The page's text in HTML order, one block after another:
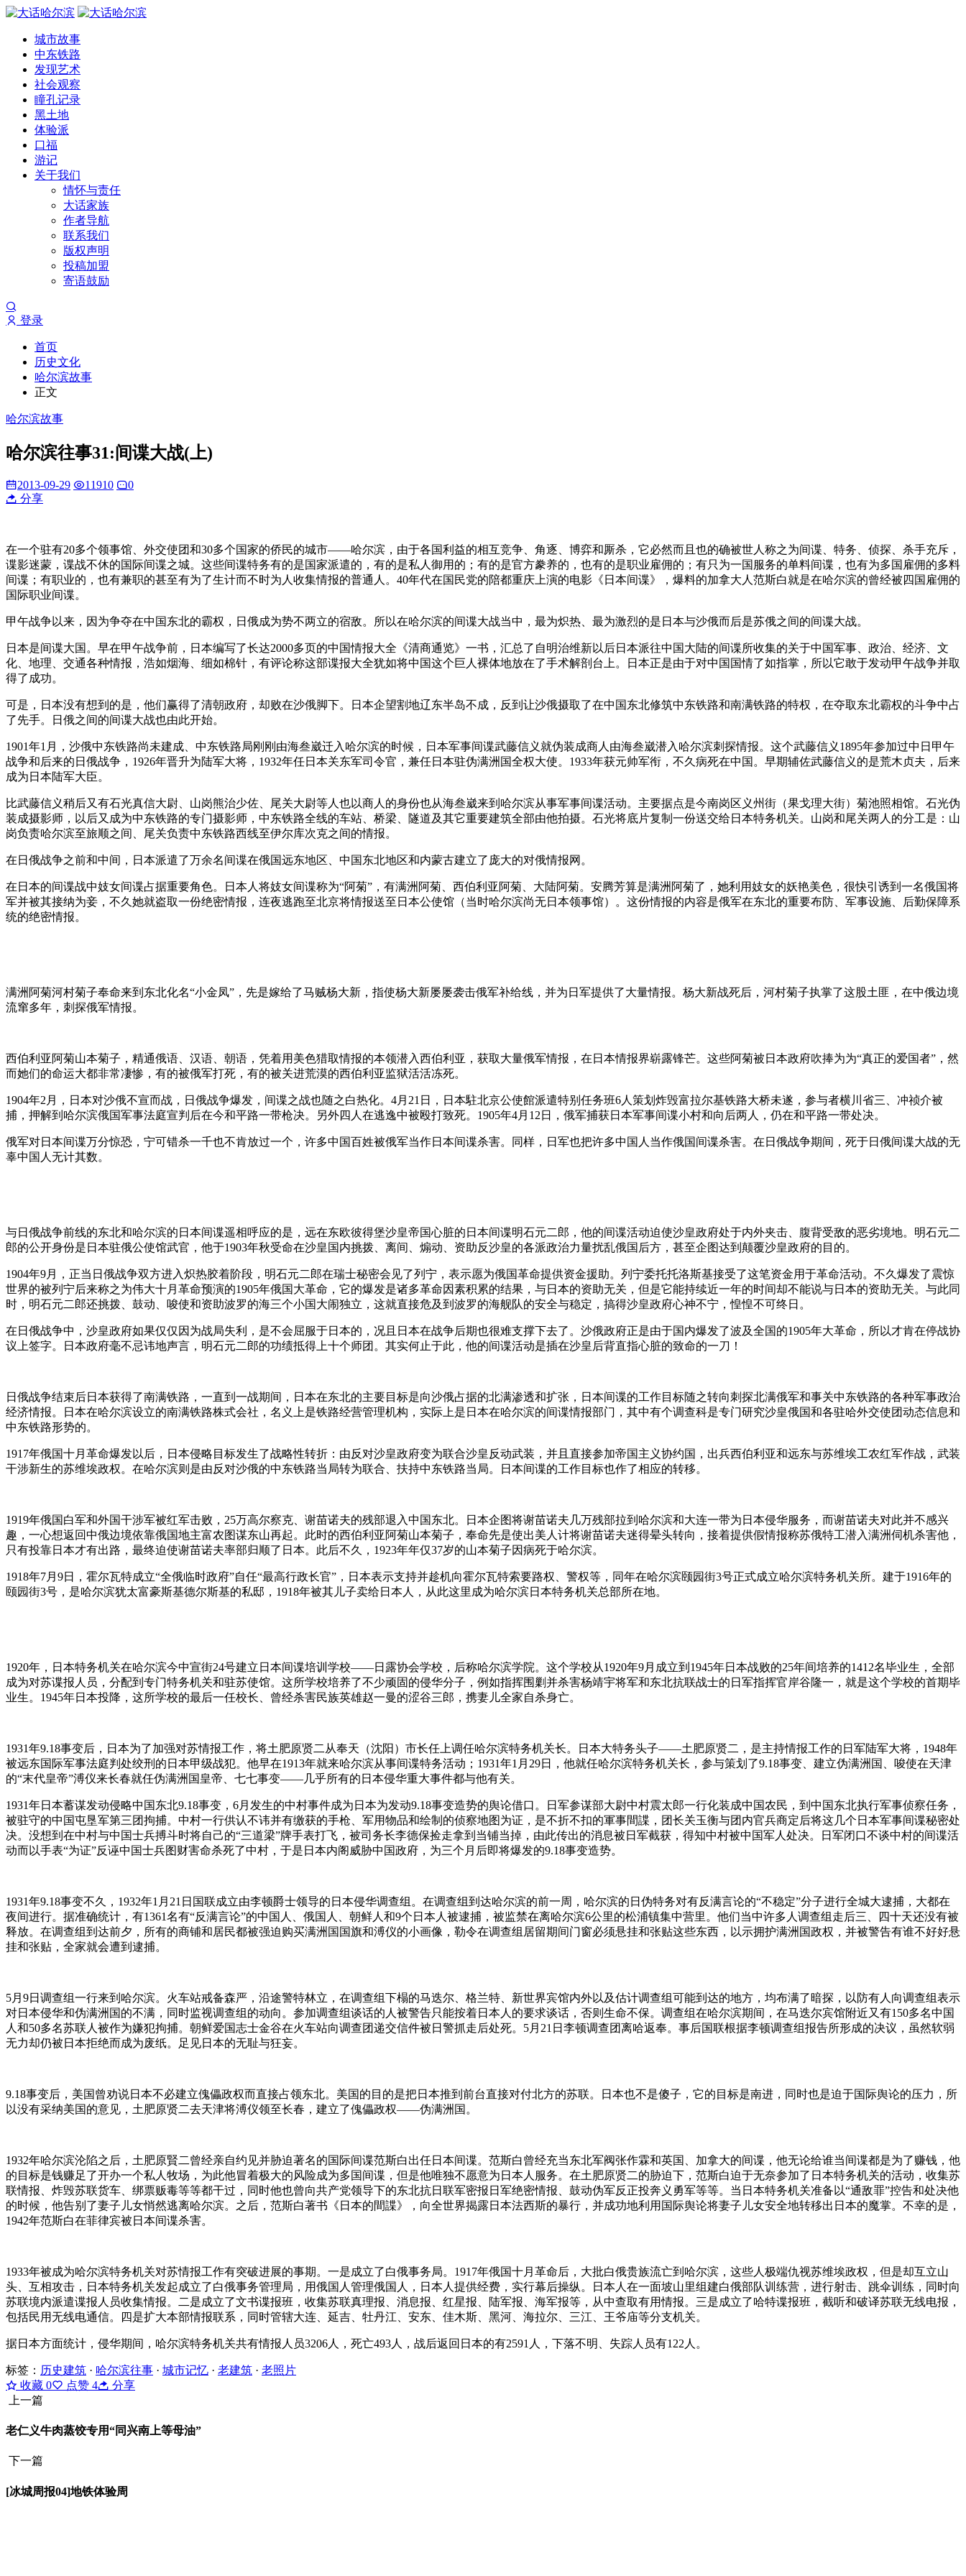
城市故事
中东铁路
发现艺术
社会观察
瞳孔记录
黑土地
体验派
口福
游记
关于我们
情怀与责任
大话家族
作者导航
联系我们
版权声明
投稿加盟
寄语鼓励
登录
首页
历史文化
哈尔滨故事
正文
哈尔滨故事
哈尔滨往事31:间谍大战(上)
2013-09-29 11910
0
分享
在一个驻有20多个领事馆、外交使团和30多个国家的侨民的城市——哈尔滨，由于各国利益的相互竞争、角逐、博弈和厮杀，它必然而且也的确被世人称之为间谍、特务、侦探、杀手充斥，
谍影迷蒙，谍战不休的国际间谍之城。这些间谍特务有的是国家派遣的，有的是私人御用的；有的是官方豢养的，也有的是职业雇佣的；有只为一国服务的单料间谍，也有为多国雇佣的多料
间谍；有职业的，也有兼职的甚至有为了生计而不时为人收集情报的普通人。40年代在国民党的陪都重庆上演的电影《日本间谍》，爆料的加拿大人范斯白就是在哈尔滨的曾经被四国雇佣的
国际职业间谍。
甲午战争以来，因为争夺在中国东北的霸权，日俄成为势不两立的宿敌。所以在哈尔滨的间谍大战当中，最为炽热、最为激烈的是日本与沙俄而后是苏俄之间的间谍大战。
日本是间谍大国。早在甲午战争前，日本编写了长达2000多页的中国情报大全《清商通览》一书，汇总了自明治维新以后日本派往中国大陆的间谍所收集的关于中国军事、政治、经济、文
化、地理、交通各种情报，浩如烟海、细如棉针，有评论称这部谍报大全犹如将中国这个巨人裸体地放在了手术解剖台上。日本正是由于对中国国情了如指掌，所以它敢于发动甲午战争并取
得了成功。
可是，日本没有想到的是，他们赢得了清朝政府，却败在沙俄脚下。日本企望割地辽东半岛不成，反到让沙俄摄取了在中国东北修筑中东铁路和南满铁路的特权，在夺取东北霸权的斗争中占
了先手。日俄之间的间谍大战也由此开始。
1901年1月，沙俄中东铁路尚未建成、中东铁路局刚刚由海叁崴迁入哈尔滨的时候，日本军事间谍武藤信义就伪装成商人由海叁崴潜入哈尔滨刺探情报。这个武藤信义1895年参加过中日甲午
战争和后来的日俄战争，1926年晋升为陆军大将，1932年任日本关东军司令官，兼任日本驻伪满洲国全权大使。1933年获元帅军衔，不久病死在中国。早期辅佐武藤信义的是荒木贞夫，后来
成为日本陆军大臣。
比武藤信义稍后又有石光真信大尉、山岗熊治少佐、尾关大尉等人也以商人的身份也从海叁崴来到哈尔滨从事军事间谍活动。主要据点是今南岗区义州街（果戈理大街）菊池照相馆。石光伪
装成摄影师，以后又成为中东铁路的专门摄影师，中东铁路全线的车站、桥梁、隧道及其它重要建筑全部由他拍摄。石光将底片复制一份送交给日本特务机关。山岗和尾关两人的分工是：山
岗负责哈尔滨至旅顺之间、尾关负责中东铁路西线至伊尔库次克之间的情报。
在日俄战争之前和中间，日本派遣了万余名间谍在俄国远东地区、中国东北地区和内蒙古建立了庞大的对俄情报网。
在日本的间谍战中妓女间谍占据重要角色。日本人将妓女间谍称为“阿菊”，有满洲阿菊、西伯利亚阿菊、大陆阿菊。安腾芳算是满洲阿菊了，她利用妓女的妖艳美色，很快引诱到一名俄国将
军并被其接纳为妾，不久她就盗取一份绝密情报，连夜逃跑至北京将情报送至日本公使馆（当时哈尔滨尚无日本领事馆）。这份情报的内容是俄军在东北的重要布防、军事设施、后勤保障系
统的绝密情报。
满洲阿菊河村菊子奉命来到东北化名“小金凤”，先是嫁给了马贼杨大新，指使杨大新屡屡袭击俄军补给线，并为日军提供了大量情报。杨大新战死后，河村菊子执掌了这股土匪，在中俄边境
流窜多年，刺探俄军情报。
西伯利亚阿菊山本菊子，精通俄语、汉语、朝语，凭着用美色猎取情报的本领潜入西伯利亚，获取大量俄军情报，在日本情报界崭露锋芒。这些阿菊被日本政府吹捧为为“真正的爱国者”，然
而她们的命运大都非常凄惨，有的被俄军打死，有的被关进荒漠的西伯利亚监狱活活冻死。
1904年2月，日本对沙俄不宣而战，日俄战争爆发，间谍之战也随之白热化。4月21日，日本駐北京公使館派遣特别任务班6人策划炸毁富拉尔基铁路大桥未遂，参与者横川省三、冲祯介被
捕，押解到哈尔滨俄国军事法庭宣判后在今和平路一带枪决。另外四人在逃逸中被殴打致死。1905年4月12日，俄军捕获日本军事间谍小村和向后两人，仍在和平路一带处决。
俄军对日本间谍万分惊恐，宁可错杀一千也不肯放过一个，许多中国百姓被俄军当作日本间谍杀害。同样，日军也把许多中国人当作俄国间谍杀害。在日俄战争期间，死于日俄间谍大战的无
辜中国人无计其数。
与日俄战争前线的东北和哈尔滨的日本间谍遥相呼应的是，远在东欧彼得堡沙皇帝国心脏的日本间谍明石元二郎，他的间谍活动迫使沙皇政府处于内外夹击、腹背受敌的恶劣境地。明石元二
郎的公开身份是日本驻俄公使馆武官，他于1903年秋受命在沙皇国内挑拨、离间、煽动、资助反沙皇的各派政治力量扰乱俄国后方，甚至企图达到颠覆沙皇政府的目的。
1904年9月，正当日俄战争双方进入炽热胶着阶段，明石元二郎在瑞士秘密会见了列宁，表示愿为俄国革命提供资金援助。列宁委托托洛斯基接受了这笔资金用于革命活动。不久爆发了震惊
世界的被列宁后来称之为伟大十月革命预演的1905年俄国大革命，它的爆发是诸多革命因素积累的结果，与日本的资助无关，但是它能持续近一年的时间却不能说与日本的资助无关。与此同
时，明石元二郎还挑拨、鼓动、唆使和资助波罗的海三个小国大闹独立，这就直接危及到波罗的海舰队的安全与稳定，搞得沙皇政府心神不宁，惶惶不可终日。
在日俄战争中，沙皇政府如果仅仅因为战局失利，是不会屈服于日本的，况且日本在战争后期也很难支撑下去了。沙俄政府正是由于国内爆发了波及全国的1905年大革命，所以才肯在停战协
议上签字。日本政府毫不忌讳地声言，明石元二郎的功绩抵得上十个师团。其实何止于此，他的间谍活动是插在沙皇后背直指心脏的致命的一刀！
日俄战争结束后日本获得了南满铁路，一直到一战期间，日本在东北的主要目标是向沙俄占据的北满渗透和扩张，日本间谍的工作目标随之转向刺探北满俄军和事关中东铁路的各种军事政治
经济情报。日本在哈尔滨设立的南满铁路株式会社，名义上是铁路经营管理机构，实际上是日本在哈尔滨的间谍情报部门，其中有个调查科是专门研究沙皇俄国和各驻哈外交使团动态信息和
中东铁路形势的。
1917年俄国十月革命爆发以后，日本侵略目标发生了战略性转折：由反对沙皇政府变为联合沙皇反动武装，并且直接参加帝国主义协约国，出兵西伯利亚和远东与苏维埃工农红军作战，武装
干涉新生的苏维埃政权。在哈尔滨则是由反对沙俄的中东铁路当局转为联合、扶持中东铁路当局。日本间谍的工作目标也作了相应的转移。
1919年俄国白军和外国干涉军被红军击败，25万高尔察克、谢苗诺夫的残部退入中国东北。日本企图将谢苗诺夫几万残部拉到哈尔滨和大连一带为日本侵华服务，而谢苗诺夫对此并不感兴
趣，一心想返回中俄边境依靠俄国地主富农图谋东山再起。此时的西伯利亚阿菊山本菊子，奉命先是使出美人计将谢苗诺夫迷得晕头转向，接着提供假情报称苏俄特工潜入满洲伺机杀害他，
只有投靠日本才有出路，最终迫使谢苗诺夫率部归顺了日本。此后不久，1923年年仅37岁的山本菊子因病死于哈尔滨。
1918年7月9日，霍尔瓦特成立“全俄临时政府”自任“最高行政长官”，日本表示支持并趁机向霍尔瓦特索要路权、警权等，同年在哈尔滨颐园街3号正式成立哈尔滨特务机关所。建于1916年的
颐园街3号，是哈尔滨犹太富豪斯基德尔斯基的私邸，1918年被其儿子卖给日本人，从此这里成为哈尔滨日本特务机关总部所在地。
1920年，日本特务机关在哈尔滨今中宣街24号建立日本间谍培训学校——日露协会学校，后称哈尔滨学院。这个学校从1920年9月成立到1945年日本战败的25年间培养的1412名毕业生，全部
成为对苏谍报人员，分配到专门特务机关和驻苏使馆。这所学校培养了不少顽固的侵华分子，例如指挥围剿并杀害杨靖宇将军和东北抗联战士的日军指挥官岸谷隆一，就是这个学校的首期毕
业生。1945年日本投降，这所学校的最后一任校长、曾经杀害民族英雄赵一曼的涩谷三郎，携妻儿全家自杀身亡。
1931年9.18事变后，日本为了加强对苏情报工作，将土肥原贤二从奉天（沈阳）市长任上调任哈尔滨特务机关长。日本大特务头子——土肥原贤二，是主持情报工作的日军陆军大将，1948年
被远东国际军事法庭判处绞刑的日本甲级战犯。他早在1913年就来哈尔滨从事间谍特务活动；1931年1月29日，他就任哈尔滨特务机关长，参与策划了9.18事变、建立伪满洲国、唆使在天津
的“末代皇帝”溥仪来长春就任伪满洲国皇帝、七七事变——几乎所有的日本侵华重大事件都与他有关。
1931年日本蓄谋发动侵略中国东北9.18事变，6月发生的中村事件成为日本为发动9.18事变造势的舆论借口。日军参谋部大尉中村震太郎一行化装成中国农民，到中国东北执行军事侦察任务，
被驻守的中国屯垦军第三团拘捕。中村一行供认不讳并有缴获的手枪、军用物品和绘制的侦察地图为证，是不折不扣的軍事間諜，团长关玉衡与团内官兵商定后将这几个日本军事间谍秘密处
决。没想到在中村与中国士兵搏斗时将自己的“三道梁”牌手表打飞，被司务长李德保捡走拿到当铺当掉，由此传出的消息被日军截获，得知中村被中国军人处决。日军闭口不谈中村的间谍活
动而以手表“为证”反诬中国士兵图财害命杀死了中村，于是日本内阁威胁中国政府，为三个月后即将爆发的9.18事变造势。
1931年9.18事变不久，1932年1月21日国联成立由李顿爵士领导的日本侵华调查组。在调查组到达哈尔滨的前一周，哈尔滨的日伪特务对有反满言论的“不稳定”分子进行全城大逮捕，大都在
夜间进行。据准确统计，有1361名有“反满言论”的中国人、俄国人、朝鲜人和9个日本人被逮捕，被监禁在离哈尔滨6公里的松浦镇集中营里。他们当中许多人调查组走后三、四十天还没有被
释放。在调查组到达前夕，所有的商铺和居民都被强迫购买满洲国国旗和溥仪的小画像，勒令在调查组居留期间门窗必须悬挂和张贴这些东西，以示拥护满洲国政权，并被警告有谁不好好悬
挂和张贴，全家就会遭到逮捕。
5月9日调查组一行来到哈尔滨。火车站戒备森严，沿途警特林立，在调查组下榻的马迭尔、格兰特、新世界宾馆内外以及估计调查组可能到达的地方，均布满了暗探，以防有人向调查组表示
对日本侵华和伪满洲国的不满，同时监视调查组的动向。参加调查组谈话的人被警告只能按着日本人的要求谈话，否则生命不保。调查组在哈尔滨期间，在马迭尔宾馆附近又有150多名中国
人和50多名苏联人被作为嫌犯拘捕。朝鲜爱国志士金谷在火车站向调查团递交信件被日警抓走后处死。5月21日李顿调查团离哈返奉。事后国联根据李顿调查组报告所形成的决议，虽然软弱
无力却仍被日本拒绝而成为废纸。足见日本的无耻与狂妄。
9.18事变后，美国曾劝说日本不必建立傀儡政权而直接占领东北。美国的目的是把日本推到前台直接对付北方的苏联。日本也不是傻子，它的目标是南进，同时也是迫于国际舆论的压力，所
以没有采纳美国的意见，土肥原贤二去天津将溥仪领至长春，建立了傀儡政权——伪满洲国。
1932年哈尔滨沦陷之后，土肥原賢二曾经亲自约见并胁迫著名的国际间谍范斯白出任日本间谍。范斯白曾经充当东北军阀张作霖和英国、加拿大的间谍，他无论给谁当间谍都是为了赚钱，他
的目标是钱赚足了开办一个私人牧场，为此他冒着极大的风险成为多国间谍，但是他唯独不愿意为日本人服务。在土肥原贤二的胁迫下，范斯白迫于无奈参加了日本特务机关的活动，收集苏
联情报、炸毁苏联货车、绑票贩毒等等都干过，同时他也曾向共产党领导下的东北抗日联军密报日军绝密情报、鼓动伪军反正投奔义勇军等等。当日本特务机关准备以“通敌罪”控告和处决他
的时候，他告别了妻子儿女悄然逃离哈尔滨。之后，范斯白著书《日本的間諜》，向全世界揭露日本法西斯的暴行，并成功地利用国际舆论将妻子儿女安全地转移出日本的魔掌。不幸的是，
1942年范斯白在菲律宾被日本间谍杀害。
1933年被成为哈尔滨特务机关对苏情报工作有突破进展的事期。一是成立了白俄事务局。1917年俄国十月革命后，大批白俄贵族流亡到哈尔滨，这些人极端仇视苏维埃政权，但是却互立山
头、互相攻击，日本特务机关发起成立了白俄事务管理局，用俄国人管理俄国人，日本人提供经费，实行幕后操纵。日本人在一面坡山里组建白俄部队训练营，进行射击、跳伞训练，同时向
苏联境内派遣谍报人员收集情报。二是成立了文书谍报班，收集苏联真理报、消息报、红星报、陆军报、海军报等，从中查取有用情报。三是成立了哈特谍报班，截听和破译苏联无线电报，
包括民用无线电通信。四是扩大本部情报联系，同时管辖大连、延吉、牡丹江、安东、佳木斯、黑河、海拉尔、三江、王爷庙等分支机关。
据日本方面统计，侵华期间，哈尔滨特务机关共有情报人员3206人，死亡493人，战后返回日本的有2591人，下落不明、失踪人员有122人。
标签： 历史建筑 · 哈尔滨往事 · 城市记忆 · 老建筑 · 老照片
收藏 0 点赞 4
分享
上一篇
老仁义牛肉蒸饺专用“同兴南上等母油”
下一篇
[冰城周报04]地铁体验周